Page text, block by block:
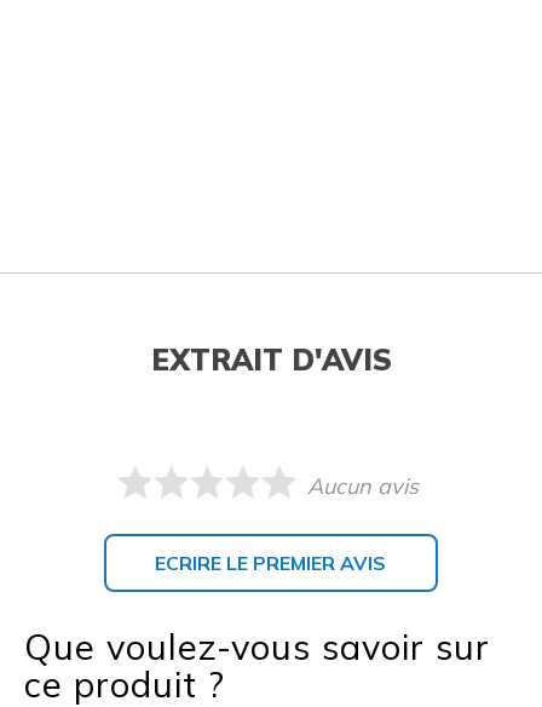
EXTRAIT D'AVIS
Aucun avis
ECRIRE LE PREMIER AVIS
Que voulez-vous savoir sur
ce produit ?